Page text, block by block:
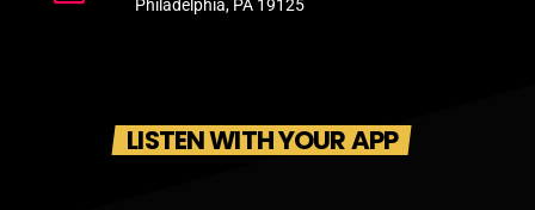
Philadelphia, PA 19125
LISTEN WITH YOUR APP